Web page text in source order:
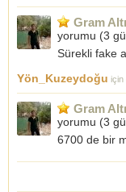
Gram
yorumu (3
Sürekli fake
Yön_Kuzeydoğu için
Gram
yorumu (3
6700 de bir